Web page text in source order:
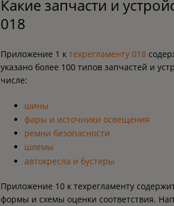
Какие запчасти и
018
Приложение 1 к техрегламенту 018
указано более 100 типов запчастей и
числе:
шины
фары и источники освещения
ремни безопасности
шлемы
автокресла и бустеры
Приложение 10 к техрегламенту
формы и схемы оценки соответствия.